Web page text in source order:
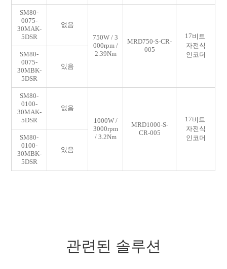
SM80-
0075-
30MAK-
5DSR
없음
750W / 3
000rpm /
2.39Nm
MRD750-S-CR-
005
17비트
자전식
인코더
SM80-
0075-
30MBK-
5DSR
있음
SM80-
0100-
30MAK-
5DSR
없음
1000W /
3000rpm
/ 3.2Nm
MRD1000-S-
CR-005
17비트
자전식
인코더
SM80-
0100-
30MBK-
5DSR
있음
관련된 솔루션